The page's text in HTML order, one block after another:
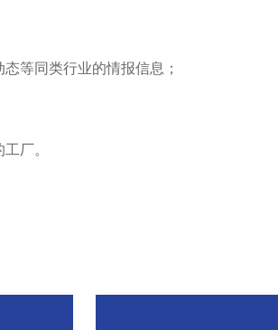
等同类行业的情报信息；
厂。